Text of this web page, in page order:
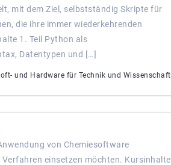
mit dem Ziel, selbstständig Skripte für
die ihre immer wiederkehrenden
1. Teil Python als
Datentypen und […]
und Hardware für Technik und Wissenschaft
von Chemiesoftware
einsetzen möchten. Kursinhalte